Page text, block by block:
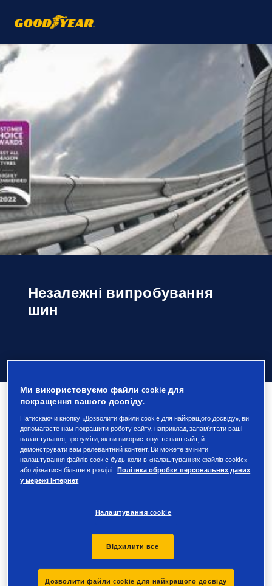
Незалежні випробування
шин
Незалежні випробування шин
Незалежні випробування шин
Шини Goodyear часто проходять випробування
незалежними організаціями, журналами та
автоклубами.
Ми використовуємо файли cookie для
покращення вашого досвіду.
Натискаючи кнопку «Дозволити файли cookie для найкращого досвіду», ви
допомагаєте нам покращити роботу сайту, наприклад, запам’ятати ваші
налаштування, зрозуміти, як ви використовуєте наш сайт, й
демонструвати вам релевантний контент. Ви можете змінити
налаштування файлів cookie будь-коли в «налаштуваннях файлів cookie»
або дізнатися більше в розділі Політика обробки персональних даних
у мережі Інтернет
Налаштування cookie
Відхилити все
Дозволити файли cookie для найкращого досвіду